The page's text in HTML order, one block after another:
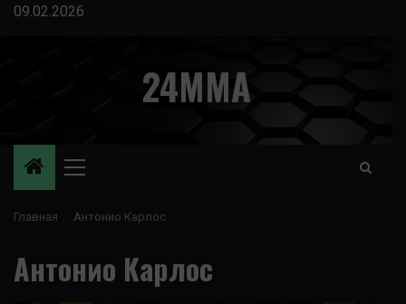
Перейти
09.02.2026
24MMA
Основное
Главная Антонио Карлос
Антонио Карлос